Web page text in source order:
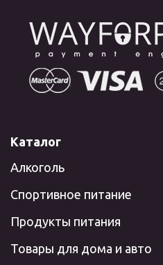
Каталог
Алкоголь
Спортивное питание
Продукты питания
Товары для дома и авто